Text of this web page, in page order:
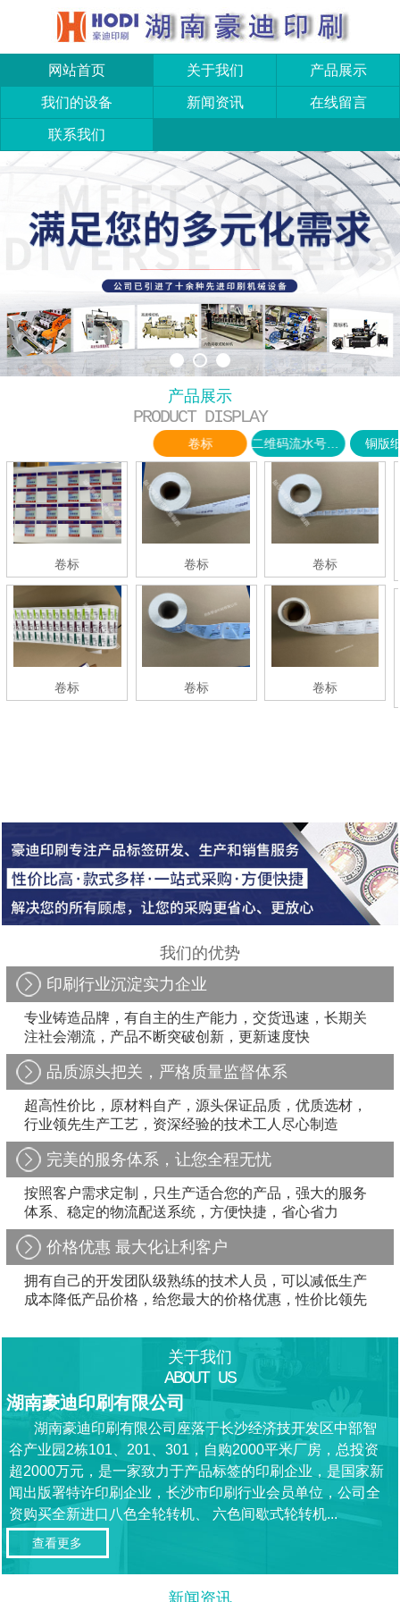
网站首页 关于我们 产品展示
我们的设备 新闻资讯 在线留言
联系我们
产品展示
PRODUCT DISPLAY
卷标 二维码流水号标签 铜版
卷标 卷标 卷标
卷标 卷标 卷标
我们的优势
印刷行业沉淀实力企业
专业铸造品牌，有自主的生产能力，交货迅速，长期关
注社会潮流，产品不断突破创新，更新速度快
品质源头把关，严格质量监督体系
超高性价比，原材料自产，源头保证品质，优质选材，
行业领先生产工艺，资深经验的技术工人尽心制造
完美的服务体系，让您全程无忧
按照客户需求定制，只生产适合您的产品，强大的服务
体系、稳定的物流配送系统，方便快捷，省心省力
价格优惠 最大化让利客户
拥有自己的开发团队级熟练的技术人员，可以减低生产
成本降低产品价格，给您最大的价格优惠，性价比领先
关于我们
ABOUT US
湖南豪迪印刷有限公司
湖南豪迪印刷有限公司座落于长沙经济技开发区中部智
谷产业园2栋101、201、301，自购2000平米厂房，总投资
超2000万元，是一家致力于产品标签的印刷企业，是国家新
闻出版署特许印刷企业，长沙市印刷行业会员单位，公司全
资购买全新进口八色全轮转机、 六色间歇式轮转机...
查看更多
新闻资讯